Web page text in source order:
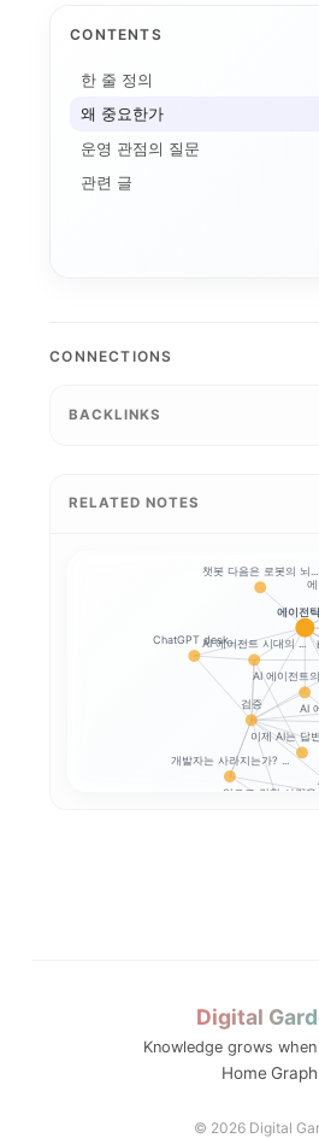
CONTENTS
한 줄 정의
왜 중요한가
운영 관점의 질문
관련 글
CONNECTIONS
BACKLINKS
RELATED NOTES
에
에이전
연구용 AI 워크스테이...
CUDA
개발자는 사라지는가? ...
AI 에이전트 시대의 ...
검증
ChatGPT desk...
앞으로 강한 사람은
AI 에이전트
이제 AI는 답
AI
챗봇 다음은 로봇의 뇌...
Digital
Knowledge grows
HomeGraph
© 2026 Digital